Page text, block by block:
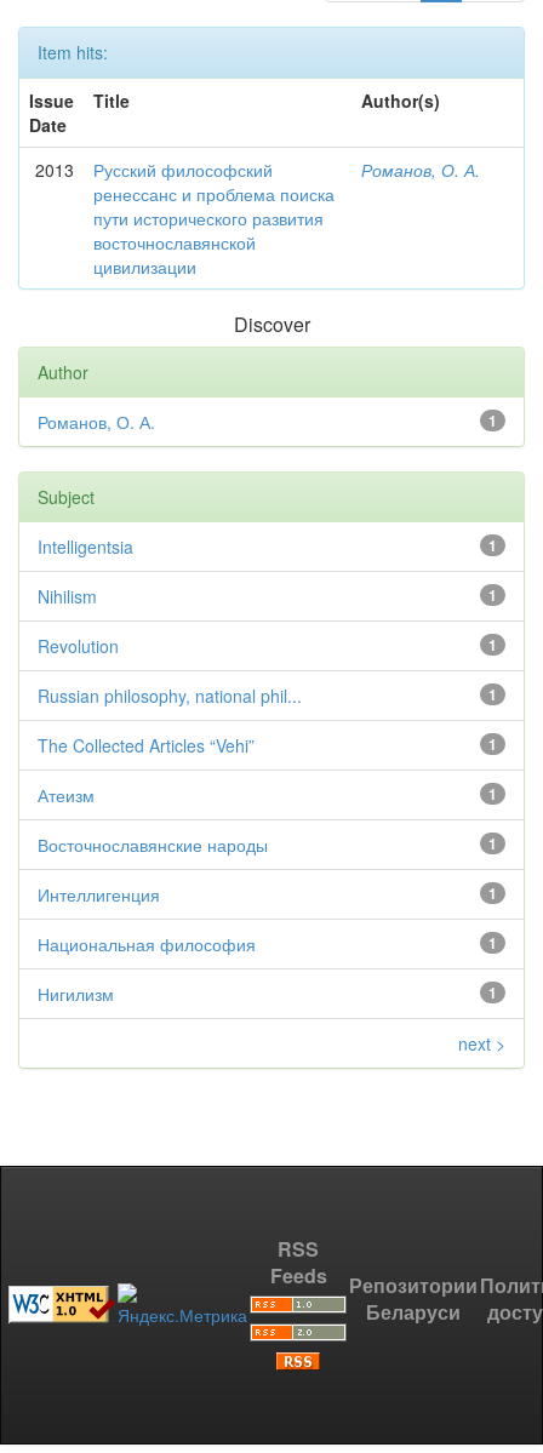
Item hits:
Issue
Date
Title Author(s)
2013
Русский философский
ренессанс и проблема поиска
пути исторического развития
восточнославянской
цивилизации
Романов, О. А.
Discover
Author
1
Романов, О. А.
Subject
1
Intelligentsia
1
Nihilism
1
Revolution
1
Russian philosophy, national phil...
1
The Collected Articles “Vehi”
1
Атеизм
1
Восточнославянские народы
1
Интеллигенция
1
Национальная философия
1
Нигилизм
next >
RSS
Feeds
Репозитории
Беларуси